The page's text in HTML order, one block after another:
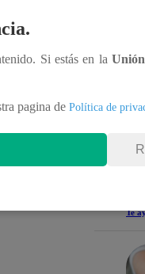
acá,
a
Te
Si estás en la
pagina de Política de